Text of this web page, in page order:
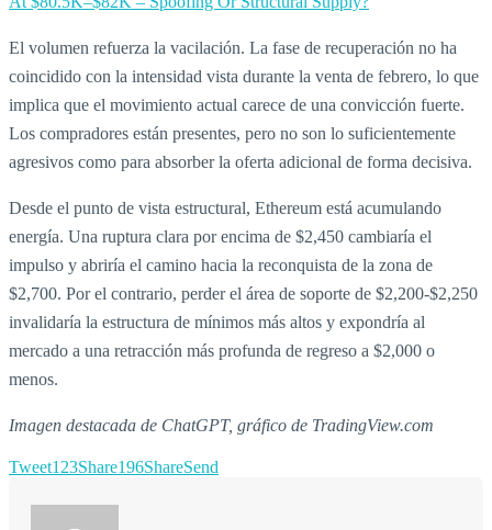
El volumen refuerza la vacilación. La fase de recuperación no ha
coincidido con la intensidad vista durante la venta de febrero, lo que
implica que el movimiento actual carece de una convicción fuerte.
Los compradores están presentes, pero no son lo suficientemente
agresivos como para absorber la oferta adicional de forma decisiva.
Desde el punto de vista estructural, Ethereum está acumulando
energía. Una ruptura clara por encima de $2,450 cambiaría el
impulso y abriría el camino hacia la reconquista de la zona de
$2,700. Por el contrario, perder el área de soporte de $2,200‑$2,250
invalidaría la estructura de mínimos más altos y expondría al
mercado a una retracción más profunda de regreso a $2,000 o
menos.
Imagen destacada de ChatGPT, gráfico de TradingView.com
Tweet123Share196ShareSend